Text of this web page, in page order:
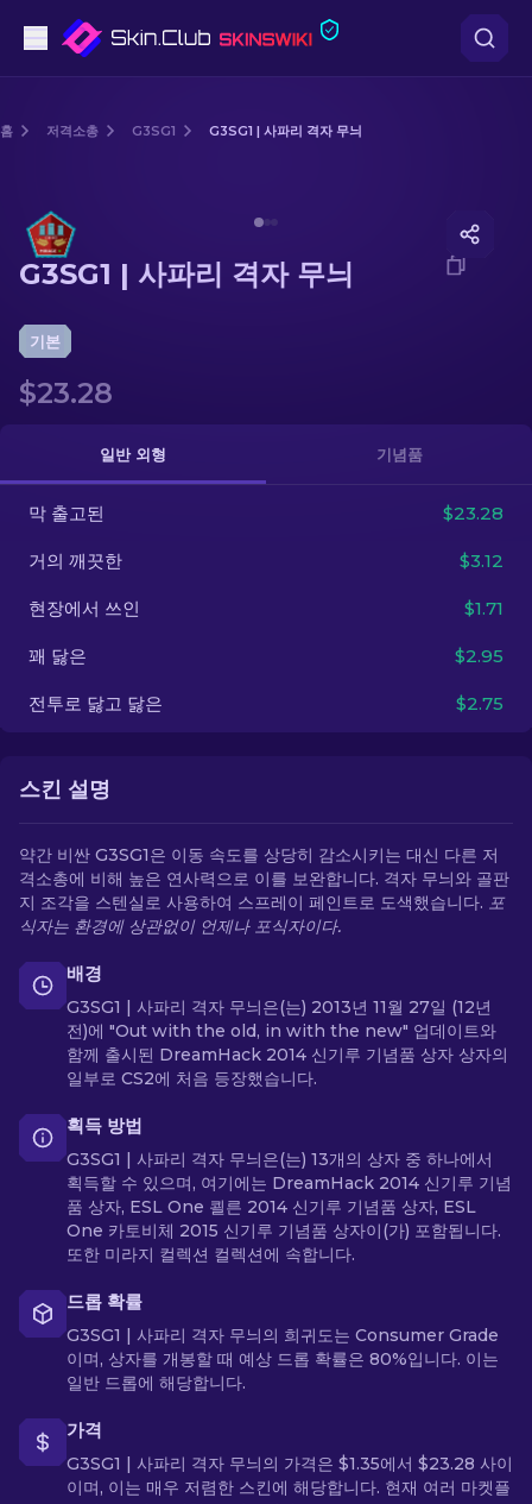
돌격소총
저격소총
장갑
케이스
기타
홈 저격소총 G3SG1 G3SG1 | 사파리 격자 무늬
G3SG1 | 사파리 격자 무늬
기본
$23.28
일반 외형 기념품
막 출고된 $23.28
거의 깨끗한 $3.12
현장에서 쓰인 $1.71
꽤 닳은 $2.95
전투로 닳고 닳은 $2.75
스킨 설명
약간 비싼 G3SG1은 이동 속도를 상당히 감소시키는 대신 다른 저
격소총에 비해 높은 연사력으로 이를 보완합니다. 격자 무늬와 골판
지 조각을 스텐실로 사용하여 스프레이 페인트로 도색했습니다. 포
식자는 환경에 상관없이 언제나 포식자이다.
배경
G3SG1 | 사파리 격자 무늬은(는) 2013년 11월 27일 (12년
전)에 "Out with the old, in with the new" 업데이트와
함께 출시된 DreamHack 2014 신기루 기념품 상자 상자의
일부로 CS2에 처음 등장했습니다.
획득 방법
G3SG1 | 사파리 격자 무늬은(는) 13개의 상자 중 하나에서
획득할 수 있으며, 여기에는 DreamHack 2014 신기루 기념
품 상자, ESL One 쾰른 2014 신기루 기념품 상자, ESL
One 카토비체 2015 신기루 기념품 상자이(가) 포함됩니다.
또한 미라지 컬렉션 컬렉션에 속합니다.
드롭 확률
G3SG1 | 사파리 격자 무늬의 희귀도는 Consumer Grade
이며, 상자를 개봉할 때 예상 드롭 확률은 80%입니다. 이는
일반 드롭에 해당합니다.
가격
G3SG1 | 사파리 격자 무늬의 가격은 $1.35에서 $23.28 사이
이며, 이는 매우 저렴한 스킨에 해당합니다. 현재 여러 마켓플